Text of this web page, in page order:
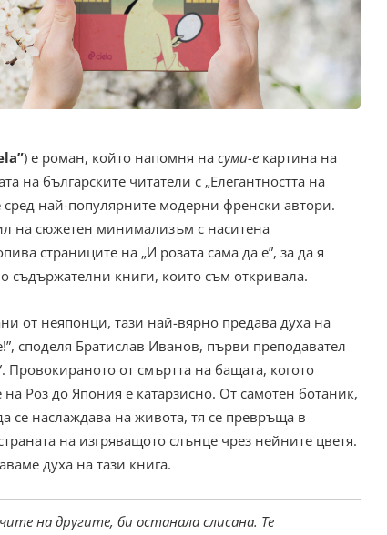
) е роман, който напомня на суми-е картина на
на българските читатели с „Елегантността на
сред най-популярните модерни френски автори.
на сюжетен минимализъм с наситена
страниците на ​​„И розата сама да е”, за да я
съдържателни книги, които съм откривала.
от неяпонци, тази най-вярно предава духа на
споделя Братислав Иванов, първи преподавател
Провокираното от смъртта на бащата, когото
Роз до Япония е катарзисно. От самотен ботаник,
се наслаждава на живота, тя се превръща в
на изгряващото слънце чрез нейните цветя.
духа на тази книга.
на другите, би останала слисана. Те